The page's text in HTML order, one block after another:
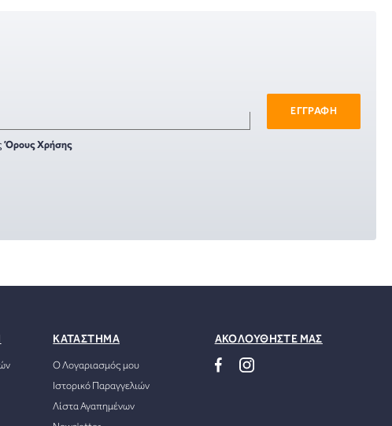
ΕΓΓΡΑΦΗ
Όρους Χρήσης
ΚΑΤΑΣΤΗΜΑ
Ο Λογαριασμός μου
Ιστορικό Παραγγελιών
Λίστα Αγαπημένων
ΑΚΟΛΟΥΘΗΣΤΕ ΜΑΣ